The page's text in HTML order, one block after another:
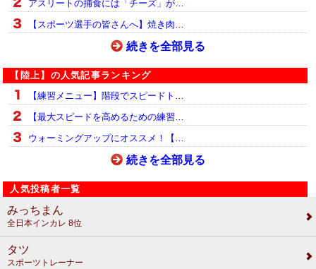
アスリートの捕食には「チーズ」が…
【スポーツ選手の皆さんへ】焼き肉…
続きを全部見る
【陸上】の人気記事ランキング
【練習メニュー】階段でスピードト…
【最大スピードを高めるための練習…
ウォーミングアップにオススメ！【…
続きを全部見る
人気投稿者一覧
みっちまん
全日本インカレ 8位
タツ
スポーツトレーナー